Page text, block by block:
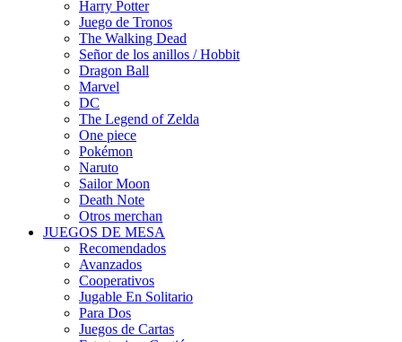
Harry Potter
Juego de Tronos
The Walking Dead
Señor de los anillos / Hobbit
Dragon Ball
Marvel
DC
The Legend of Zelda
One piece
Pokémon
Naruto
Sailor Moon
Death Note
Otros merchan
JUEGOS DE MESA
Recomendados
Avanzados
Cooperativos
Jugable En Solitario
Para Dos
Juegos de Cartas